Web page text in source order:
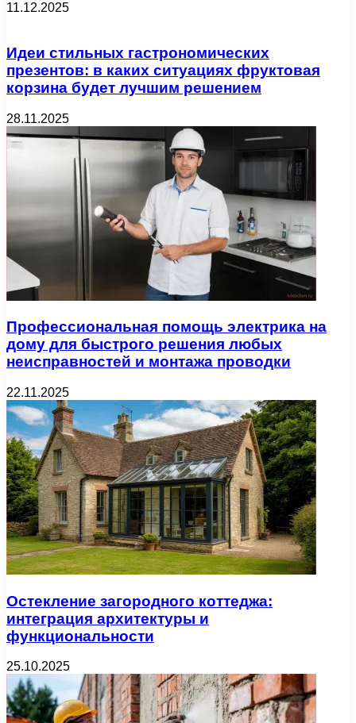
11.12.2025
Идеи стильных гастрономических
презентов: в каких ситуациях фруктовая
корзина будет лучшим решением
28.11.2025
Профессиональная помощь электрика на
дому для быстрого решения любых
неисправностей и монтажа проводки
22.11.2025
Остекление загородного коттеджа:
интеграция архитектуры и
функциональности
25.10.2025